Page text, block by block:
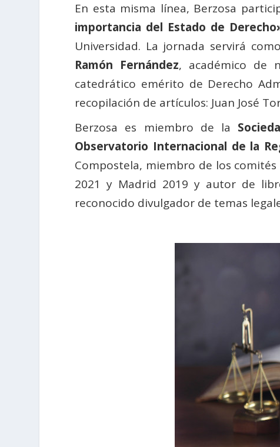
En esta misma línea, Berzosa
importancia del Estado de
Universidad. La jornada servirá
Ramón Fernández, académico de
catedrático emérito de Derecho
recopilación de artículos: Juan José
Berzosa es miembro de la
Observatorio Internacional de la
Compostela, miembro de los
2021 y Madrid 2019 y autor de
reconocido divulgador de temas